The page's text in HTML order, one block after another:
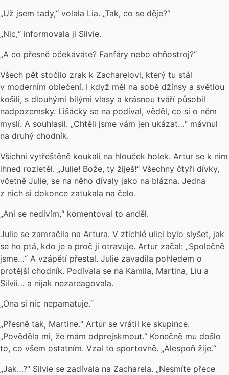
„Už jsem tady,“ volala Lia. „Tak, co se děje?“
„Nic,“ informovala ji Silvie.
„A co přesně očekáváte? Fanfáry nebo ohňostroj?“
Všech pět stočilo zrak k Zacharelovi, který tu stál
v moderním oblečení. I když měl na sobě džínsy a světlou
košili, s dlouhými bílými vlasy a krásnou tváří působil
nadpozemsky. Lišácky se na podíval, věděl, co si o něm
myslí. A souhlasil. „Chtěli jsme vám jen ukázat…“ mávnul
na druhý chodník.
Všichni vytřeštěně koukali na hlouček holek. Artur se k nim
ihned rozletěl. „Julie! Bože, ty žiješ!“ Všechny čtyři dívky,
včetně Julie, se na něho dívaly jako na blázna. Jedna
z nich si dokonce zaťukala na čelo.
„Ani se nedivím,“ komentoval to anděl.
Julie se zamračila na Artura. V ztichlé ulici bylo slyšet, jak
se ho ptá, kdo je a proč ji otravuje. Artur začal: „Společně
jsme…“ A vzápětí přestal. Julie zavadila pohledem o
protější chodník. Podívala se na Kamila, Martina, Liu a
Silvii… a nijak nezareagovala.
„Ona si nic nepamatuje.“
„Přesně tak, Martine.“ Artur se vrátil ke skupince.
„Pověděla mi, že mám odprejskmout.“ Konečně mu došlo
to, co všem ostatním. Vzal to sportovně. „Alespoň žije.“
„Jak…?“ Silvie se zadívala na Zacharela. „Nesmíte přece